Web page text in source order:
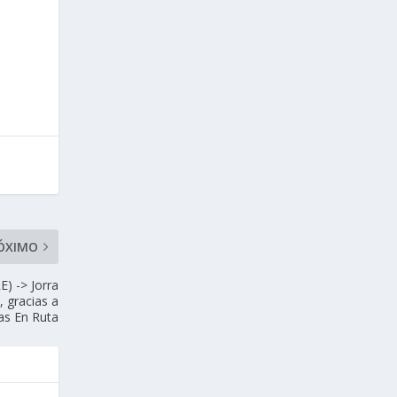
-> Jorra
gracias a
En Ruta